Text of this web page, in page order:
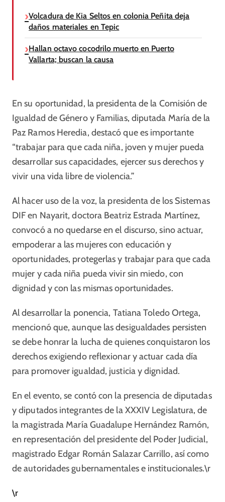
Volcadura de Kia Seltos en colonia Peñita deja
daños materiales en Tepic
Hallan octavo cocodrilo muerto en Puerto
Vallarta; buscan la causa
En su oportunidad, la presidenta de la Comisión de
Igualdad de Género y Familias, diputada María de la
Paz Ramos Heredia, destacó que es importante
“trabajar para que cada niña, joven y mujer pueda
desarrollar sus capacidades, ejercer sus derechos y
vivir una vida libre de violencia.”
Al hacer uso de la voz, la presidenta de los Sistemas
DIF en Nayarit, doctora Beatriz Estrada Martínez,
convocó a no quedarse en el discurso, sino actuar,
empoderar a las mujeres con educación y
oportunidades, protegerlas y trabajar para que cada
mujer y cada niña pueda vivir sin miedo, con
dignidad y con las mismas oportunidades.
Al desarrollar la ponencia, Tatiana Toledo Ortega,
mencionó que, aunque las desigualdades persisten
se debe honrar la lucha de quienes conquistaron los
derechos exigiendo reflexionar y actuar cada día
para promover igualdad, justicia y dignidad.
En el evento, se contó con la presencia de diputadas
y diputados integrantes de la XXXIV Legislatura, de
la magistrada María Guadalupe Hernández Ramón,
en representación del presidente del Poder Judicial,
magistrado Edgar Román Salazar Carrillo, así como
de autoridades gubernamentales e institucionales.\r
\r